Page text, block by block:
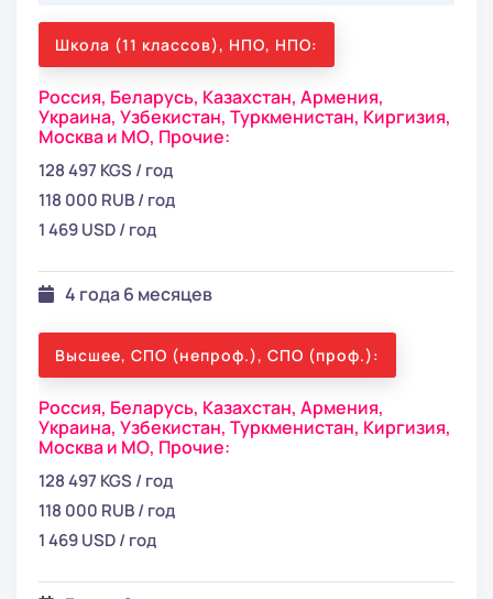
Школа (11 классов), НПО, НПО:
Россия, Беларусь, Казахстан, Армения,
Украина, Узбекистан, Туркменистан, Киргизия,
Москва и МО, Прочие:
128 497 KGS / год
118 000 RUB / год
1 469 USD / год
4 года 6 месяцев
Высшее, СПО (непроф.), СПО (проф.):
Россия, Беларусь, Казахстан, Армения,
Украина, Узбекистан, Туркменистан, Киргизия,
Москва и МО, Прочие:
128 497 KGS / год
118 000 RUB / год
1 469 USD / год